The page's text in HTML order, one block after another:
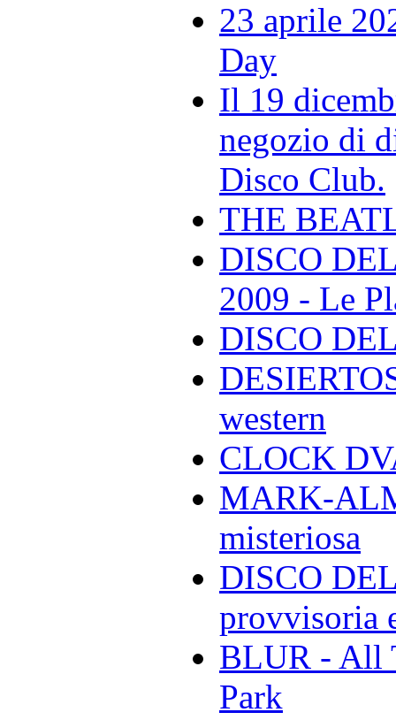
23 aprile
Day
Il 19
negozio di
Disco Club.
THE
DISCO
2009 - Le
DISCO
western
CLOCK
MARK-
misteriosa
DISCO
provvisoria
BLUR - All
Park